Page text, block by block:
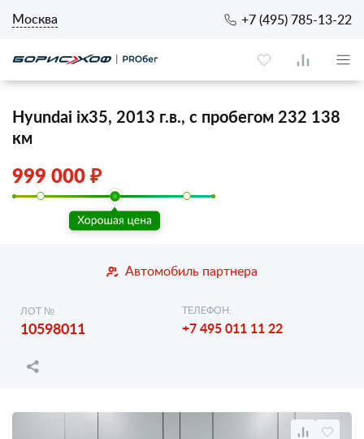
Москва +7 (495) 785-13-22
Hyundai ix35, 2013 г.в., с пробегом 232 138
км
999 000 ₽
Автомобиль партнера
ЛОТ №
10598011
ТЕЛЕФОН:
+7 495 011 11 22